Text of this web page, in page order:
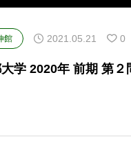
館 2021.05.21 0
学 2020年 前期 第